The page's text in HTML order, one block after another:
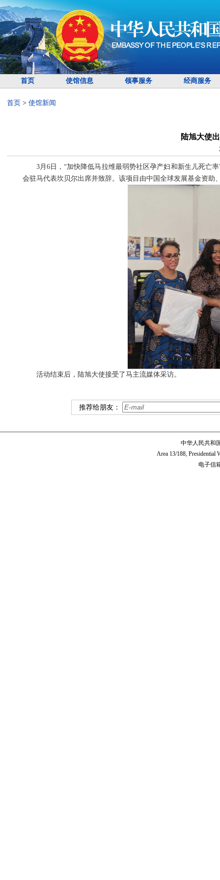
首页 使馆信息 领事服务 经商服务
首页 > 使馆新闻
陆旭大使
3月6日，“加快降低马拉维最弱势社区孕产妇和新生儿死亡
会驻马代表坎贝尔出席并致辞。该项目由中国全球发展基金资助
活动结束后，陆旭大使接受了马主流媒体采访。
推荐给朋友：
中华人民共和
Area 13/188, Presidential
电子信